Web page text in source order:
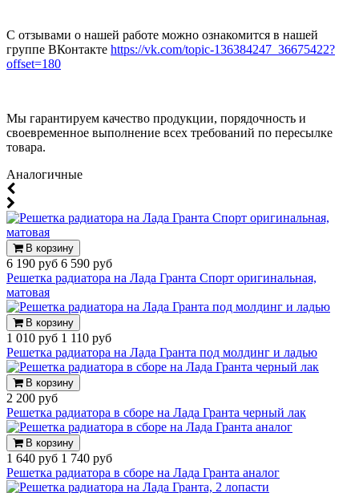
С отзывами о нашей работе можно ознакомится в нашей
группе ВКонтакте https://vk.com/topic-136384247_36675422?
offset=180
Мы гарантируем качество продукции, порядочность и
своевременное выполнение всех требований по пересылке
товара.
Аналогичные
В корзину
6 190 руб 6 590 руб
Решетка радиатора на Лада Гранта Спорт оригинальная,
матовая
В корзину
1 010 руб 1 110 руб
Решетка радиатора на Лада Гранта под молдинг и ладью
В корзину
2 200 руб
Решетка радиатора в сборе на Лада Гранта черный лак
В корзину
1 640 руб 1 740 руб
Решетка радиатора в сборе на Лада Гранта аналог